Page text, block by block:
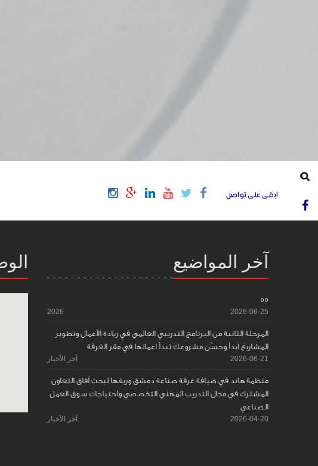
ابقى على تواصل
آخر المواضيع
55
2026-06-25
2026
المرحلة الثانية من البرنامج التدريبي العالمي في ريادة الأعمال وتطوير
المشاريع ابدأ وحسّن مشروعك تبدأ اعمالها في مقر الغرفة
2026-06-21 آخر الأخبار
منظمة هاند في ضيافة غرفة صناعة دمشق وريفها لبحث آفاق التعاون
المشترك في مجال التدريب المهني التخصصي واحتياجات سوق العمل
الصناعي
2026-04-20 آخر الأخبار